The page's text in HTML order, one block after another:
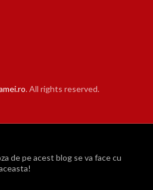
. All rights reserved.
de pe acest blog se va face cu